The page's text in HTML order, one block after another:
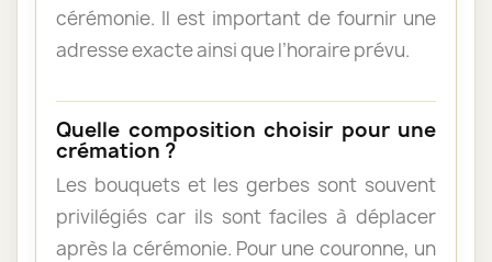
cérémonie. Il est important de fournir une
adresse exacte ainsi que l’horaire prévu.
Quelle composition choisir pour une
crémation ?
Les bouquets et les gerbes sont souvent
privilégiés car ils sont faciles à déplacer
après la cérémonie. Pour une couronne, un